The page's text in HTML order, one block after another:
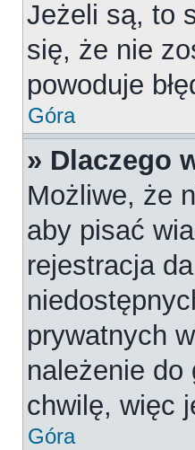
Jeżeli są, to
się, że nie
powoduje
Góra
» Dlaczego
Możliwe, że
aby pisać
rejestracja
prywatnych
należenie
chwilę, więc
Góra